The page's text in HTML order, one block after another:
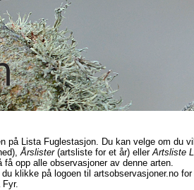
på Lista Fuglestasjon. Du kan velge om du
Årslister(artsliste for et år) ellerArtsliste
opp alle observasjoner av denne arten.
klikke på logoen til artsobservasjoner.no
Fyr.